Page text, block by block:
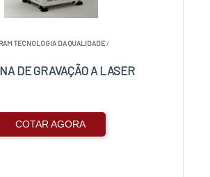
TECNOLOGIA DA QUALIDADE/
DE GRAVAÇÃO A LASER
COTAR AGORA